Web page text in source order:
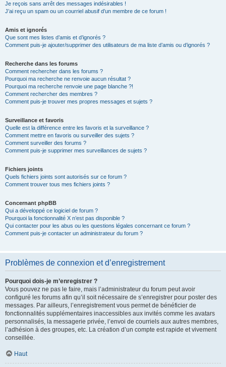
Je reçois sans arrêt des messages indésirables !
J’ai reçu un spam ou un courriel abusif d’un membre de ce forum !
Amis et ignorés
Que sont mes listes d’amis et d’ignorés ?
Comment puis-je ajouter/supprimer des utilisateurs de ma liste d’amis ou d’ignorés ?
Recherche dans les forums
Comment rechercher dans les forums ?
Pourquoi ma recherche ne renvoie aucun résultat ?
Pourquoi ma recherche renvoie une page blanche ?!
Comment rechercher des membres ?
Comment puis-je trouver mes propres messages et sujets ?
Surveillance et favoris
Quelle est la différence entre les favoris et la surveillance ?
Comment mettre en favoris ou surveiller des sujets ?
Comment surveiller des forums ?
Comment puis-je supprimer mes surveillances de sujets ?
Fichiers joints
Quels fichiers joints sont autorisés sur ce forum ?
Comment trouver tous mes fichiers joints ?
Concernant phpBB
Qui a développé ce logiciel de forum ?
Pourquoi la fonctionnalité X n’est pas disponible ?
Qui contacter pour les abus ou les questions légales concernant ce forum ?
Comment puis-je contacter un administrateur du forum ?
Problèmes de connexion et d’enregistrement
Pourquoi dois-je m’enregistrer ?
Vous pouvez ne pas le faire, mais l’administrateur du forum peut avoir
configuré les forums afin qu’il soit nécessaire de s’enregistrer pour poster des
messages. Par ailleurs, l’enregistrement vous permet de bénéficier de
fonctionnalités supplémentaires inaccessibles aux invités comme les avatars
personnalisés, la messagerie privée, l’envoi de courriels aux autres membres,
l’adhésion à des groupes, etc. La création d’un compte est rapide et vivement
conseillée.
Haut